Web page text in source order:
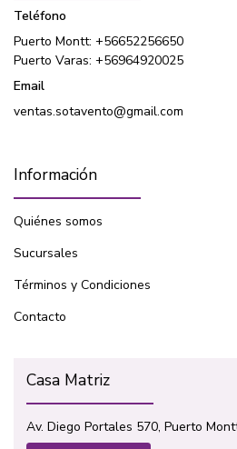
Teléfono
Puerto Montt: +56652256650
Puerto Varas: +56964920025
Email
ventas.sotavento@gmail.com
Información
Quiénes somos
Sucursales
Términos y Condiciones
Contacto
Casa Matriz
Av. Diego Portales 570, Puerto